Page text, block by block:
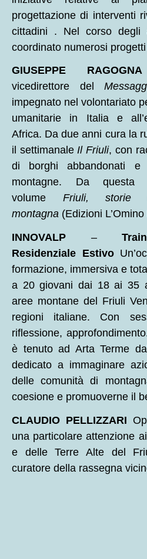
progettazione di interventi
cittadini . Nel corso degli
coordinato numerosi
GIUSEPPE
vicedirettore del
impegnato nel volontariato
umanitarie in Italia e
Africa. Da due anni cura la
il settimanaleIl Friuli, con
di borghi abbandonati e
montagne. Da
volume Friuli, storie
montagna (Edizioni
INNOVALP –
Residenziale Estivo
formazione, immersiva e
a 20 giovani dai 18 ai 35
aree montane del Friuli
regioni italiane. Con
riflessione,
è tenuto ad Arta Terme
dedicato a immaginare
delle comunità di
coesione e promuoverne il
CLAUDIO PELLIZZARI
una particolare attenzione
e delle Terre Alte del
curatore della rassegna